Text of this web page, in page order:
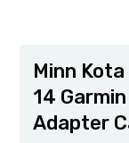
Minn
14
Adapter